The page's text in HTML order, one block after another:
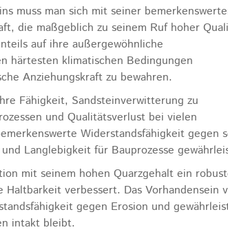
muss man sich mit seiner
die maßgeblich zu seinem Ruf hoher
auf ihre außergewöhnliche
härtesten klimatischen Bedingungen
Anziehungskraft zu bewahren.
Fähigkeit, Sandsteinverwitterung zu
und Qualitätsverlust bei vielen
Widerstandsfähigkeit gegen
Langlebigkeit für Bauprozesse
mit seinem hohen Quarzgehalt ein
verbessert. Das Vorhandensein
gegen Erosion und
intakt bleibt.